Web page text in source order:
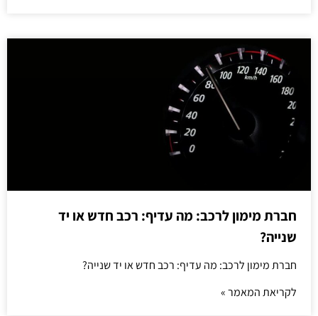
חברת מימון לרכב: מה עדיף: רכב חדש או יד
שנייה?
חברת מימון לרכב: מה עדיף: רכב חדש או יד שנייה?
לקריאת המאמר »